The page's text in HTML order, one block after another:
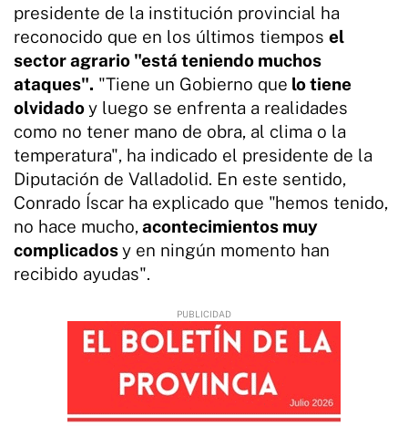
presidente de la institución provincial ha
reconocido que en los últimos tiempos el
sector agrario "está teniendo muchos
ataques". "Tiene un Gobierno que lo tiene
olvidadoy luego se enfrenta a realidades
como no tener mano de obra, al clima o la
temperatura", ha indicado el presidente de la
Diputación de Valladolid. En este sentido,
Conrado Íscar ha explicado que "hemos tenido,
no hace mucho, acontecimientos muy
complicadosy en ningún momento han
recibido ayudas".